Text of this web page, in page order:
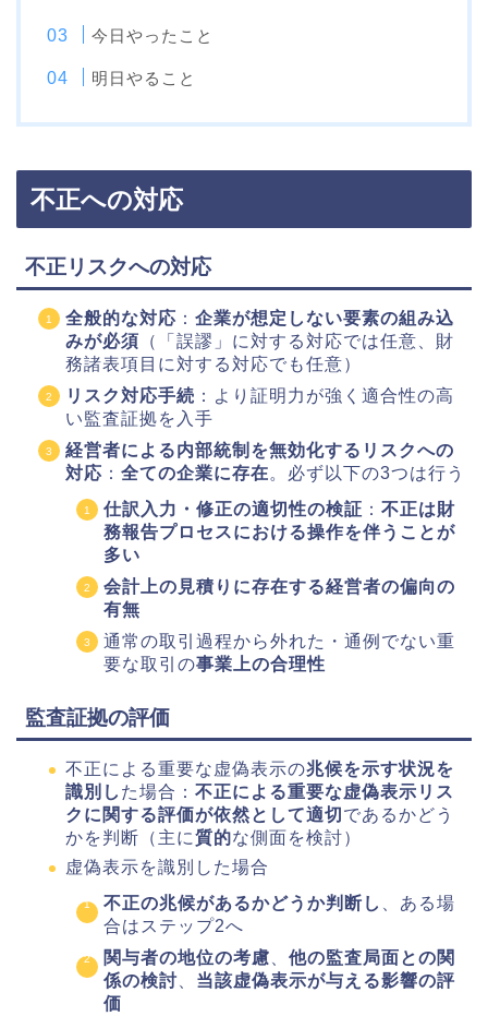
今日やったこと
明日やること
不正への対応
不正リスクへの対応
全般的な対応 ： 企業が想定しない要素の組み込
みが必須 （「誤謬」に対する対応では任意、財
務諸表項目に対する対応でも任意）
リスク対応手続 ：より証明力が強く適合性の高
い監査証拠を入手
経営者による内部統制を無効化するリスクへの
対応 ： 全ての企業に存在。必ず以下の3つは行う
仕訳入力・修正の適切性の検証 ：不正は財
務報告プロセスにおける操作を伴うことが
多い
会計上の見積りに存在する経営者の偏向の
有無
通常の取引過程から外れた・通例でない重
要な取引の事業上の合理性
監査証拠の評価
不正による重要な虚偽表示の兆候を示す状況を
識別し た場合： 不正による重要な虚偽表示リス
クに関する評価が依然として適切 であるかどう
かを判断（主に質的な側面を検討）
虚偽表示を識別した場合
不正の兆候があるかどうか判断し
、ある場
合はステップ2へ
関与者の地位の考慮 、他の監査局面との関
係の検討
当該虚偽表示が与える影響の評
価